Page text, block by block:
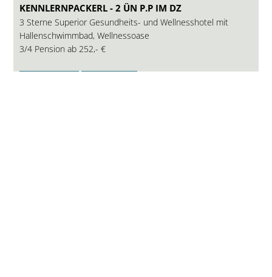
KENNLERNPACKERL - 2 ÜN P.P IM DZ
3 Sterne Superior Gesundheits- und Wellnesshotel mit
Hallenschwimmbad, Wellnessoase
3/4 Pension ab252,- €